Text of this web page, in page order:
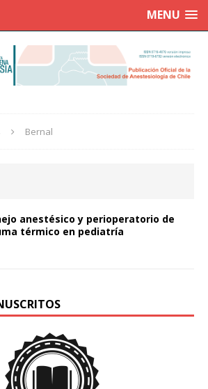
MENU
Bernal
anestésico y perioperatorio de
térmico en pediatría